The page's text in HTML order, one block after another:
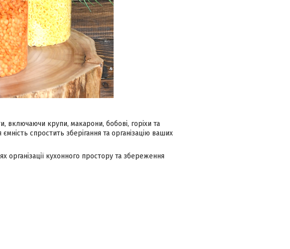
включаючи крупи, макарони, бобові, горіхи та
спростить зберігання та організацію ваших
організації кухонного простору та збереження